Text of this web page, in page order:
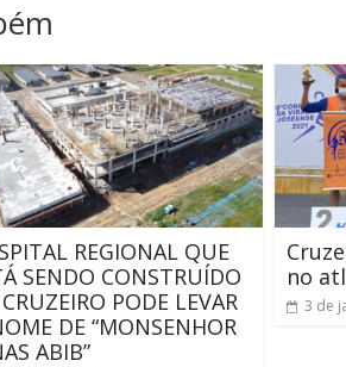
REGIONAL QUE
SENDO CONSTRUÍDO
PODE LEVAR
DE “MONSENHOR
ABIB”
no
3 de